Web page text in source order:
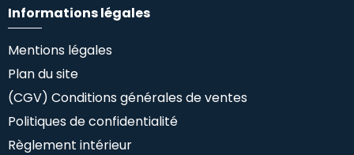
Informations légales
Mentions légales
Plan du site
(CGV) Conditions générales de ventes
Politiques de confidentialité
Règlement intérieur